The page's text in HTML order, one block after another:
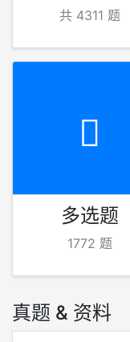
共 4311 题
多选题
1772 题
真题 & 资料